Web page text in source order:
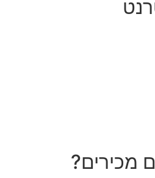
מכירים?